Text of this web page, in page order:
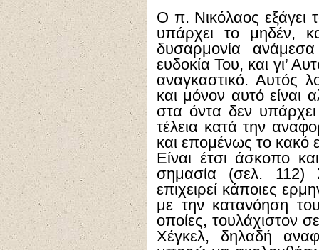
Ο π. Νικόλαος εξάγει
υπάρχει το μηδέν,
δυσαρμονία
ευδοκία Του, και γι’
αναγκαστικό. Αυτός
και μόνον αυτό είναι
στα όντα δεν
τέλεια κατά την
και επομένως το κακό
Είναι έτσι άσκοπο
σημασία (σελ. 112)
επιχειρεί κάποιες
με την κατανόηση
οποίες, τουλάχιστον
Χέγκελ, δηλαδή